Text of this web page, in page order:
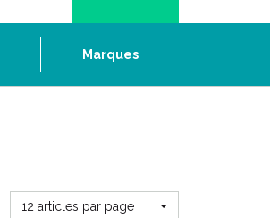
Marques
12 articles par page